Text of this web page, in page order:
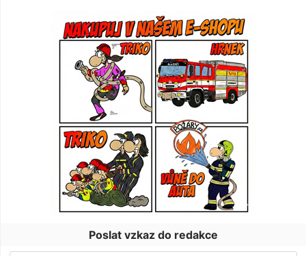
Poslat vzkaz do redakce